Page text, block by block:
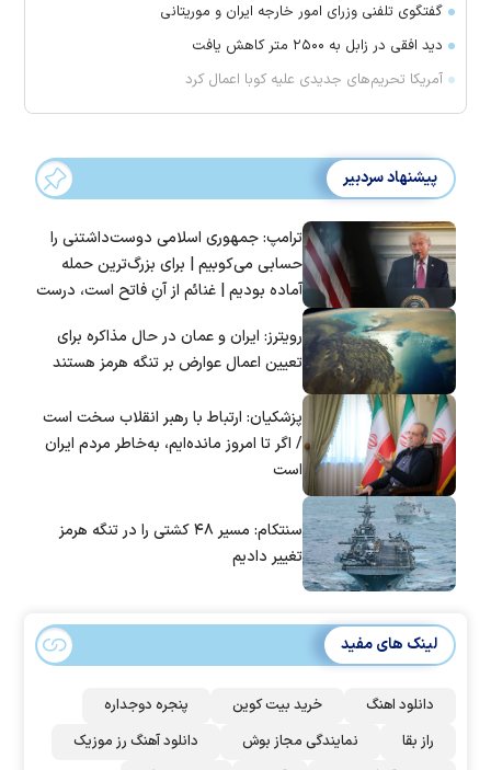
گفتگوی تلفنی وزرای امور خارجه ایران و موریتانی
دید افقی در زابل به ۲۵۰۰ متر کاهش یافت
آمریکا تحریم‌های جدیدی علیه کوبا اعمال کرد
پیشنهاد سردبیر
ترامپ: جمهوری اسلامی دوست‌داشتنی را
حسابی می‌کوبیم | برای بزرگ‌ترین حمله
آماده بودیم | غنائم از آنِ فاتح است، درست
رویترز: ایران و عمان در حال مذاکره برای
تعیین اعمال عوارض بر تنگه هرمز هستند
پزشکیان: ارتباط با رهبر انقلاب سخت است
/ اگر تا امروز مانده‌ایم، به‌خاطر مردم ایران
است
سنتکام: مسیر ۴۸ کشتی را در تنگه هرمز
تغییر دادیم
لینک های مفید
دانلود اهنگ خرید بیت کوین
پنجره دوجداره
راز بقا
نمایندگی مجاز بوش
دانلود آهنگ رز‌ موزیک